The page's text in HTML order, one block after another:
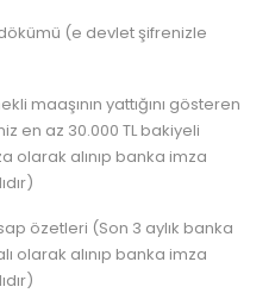
(e devlet şifrenizle
maaşının yattığını gösteren
en az 30.000 TL bakiyeli
olarak alınıp banka imza
özetleri (Son 3 aylık banka
olarak alınıp banka imza